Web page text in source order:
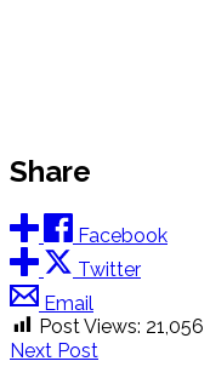
Share
Facebook
Twitter
Email
Post Views: 21,056
Next Post